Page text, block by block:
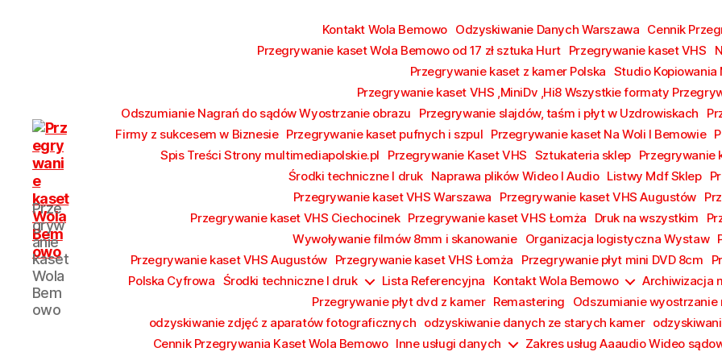
Przegrywanie
kaset
Bemowo
Wola
od
17
zł
Prze
gryw
anie
kaset
Wola
Bem
owo
Kontakt Wola Bemowo Odzyskiwanie Danych Warszawa Cennik
Przegrywanie kaset Wola Bemowo od 17 zł sztuka Hurt Przegrywanie kaset VHS
Przegrywanie kaset z kamer Polska Studio Kopiowania
Przegrywanie kaset VHS ,MiniDv ,Hi8 Wszystkie formaty
Odszumianie Nagrań do sądów Wyostrzanie obrazu
Przegrywanie slajdów, taśm i płyt w Uzdrowiskach
Firmy z sukcesem w Biznesie Przegrywanie kaset pufnych i szpul Przegrywanie kaset Na Woli I Bemowie
Spis Treści Strony multimediapolskie.pl
Przegrywanie Kaset VHS Sztukateria sklep Przegrywanie
Środki techniczne I druk Naprawa plików Wideo I Audio Listwy Mdf Sklep
Przegrywanie kaset VHS Warszawa
Przegrywanie kaset VHS Augustów
Przegrywanie kaset VHS Ciechocinek Przegrywanie kaset VHS Łomża Druk na wszystkim
Wywoływanie filmów 8mm i skanowanie Organizacja logistyczna Wystaw
Przegrywanie kaset VHS Augustów Przegrywanie kaset VHS Łomża Przegrywanie płyt mini DVD 8cm
Polska Cyfrowa Środki techniczne I druk Lista Referencyjna Kontakt Wola Bemowo
Archiwizacja
Przegrywanie płyt dvd z kamer Remastering
Odszumianie
odzyskiwanie zdjęć z aparatów fotograficznych odzyskiwanie danych ze starych kamer
Cennik Przegrywania Kaset Wola Bemowo Inne usługi danych
Zakres usług Aaaudio Wideo